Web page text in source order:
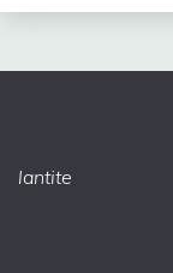
lantite